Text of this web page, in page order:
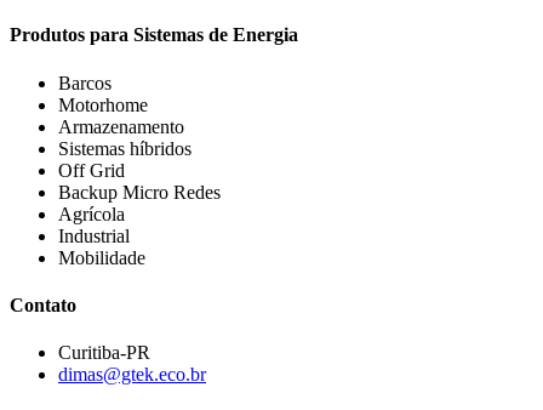
Produtos para Sistemas de Energia
Barcos
Motorhome
Armazenamento
Sistemas híbridos
Off Grid
Backup Micro Redes
Agrícola
Industrial
Mobilidade
Contato
Curitiba-PR
dimas@gtek.eco.br